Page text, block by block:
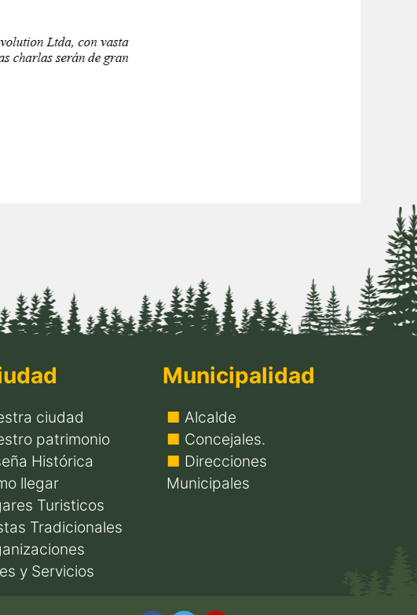
ciudad
patrimonio
Histórica
llegar
Turisticos
Tradicionales
y Servicios
Municipalidad
Alcalde
Concejales.
Direcciones
Municipales